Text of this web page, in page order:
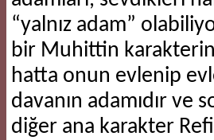
“yalnız adam”
bir Muhittin
hatta onun evlenip
davanın adamıdır ve
diğer ana karakter